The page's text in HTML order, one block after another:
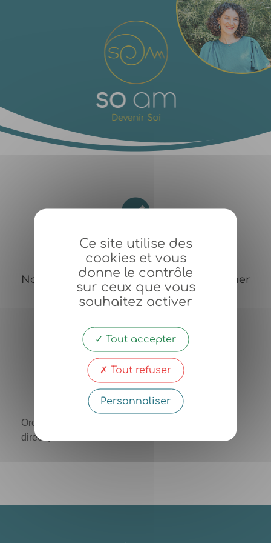
Inscription confirmée !
Nous sommes heureux de vous confirmer
votre commande n°0.
Un email a été envoyé à
john.doe@example.com
Order not found. You cannot access this page
directly.
Ce site utilise des
cookies et vous
donne le contrôle
sur ceux que vous
souhaitez activer
Tout accepter
Tout refuser
Personnaliser